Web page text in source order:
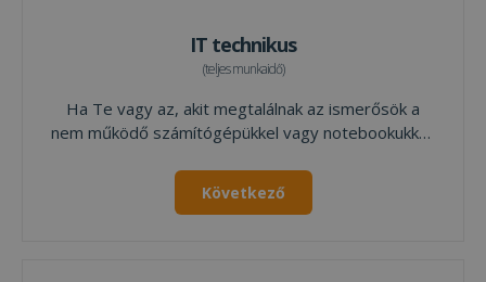
IT technikus
(teljes munkaidő)
Ha Te vagy az, akit megtalálnak az ismerősök a
nem működő számítógépükkel vagy notebookukkal,
hódolhatsz a javítási szenvedélyednek.
Következő